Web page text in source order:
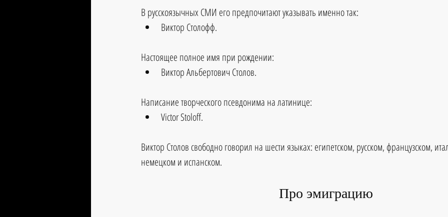
В русскоязычных СМИ его предпочитают указывать именно так:
Виктор Столофф.
Настоящее полное имя при рождении:
Виктор Альбертович Столов.
Написание творческого псевдонима на латинице:
Victor Stoloff.
Виктор Столов свободно говорил на шести языках: египетском, русском, французском,
немецком и испанском.
Про эмиграцию